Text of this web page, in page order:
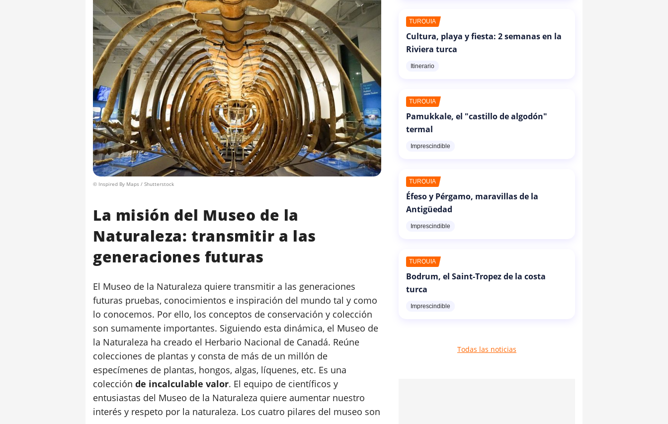
© Inspired By Maps / Shutterstock
La misión del Museo de la
Naturaleza: transmitir a las
generaciones futuras
El Museo de la Naturaleza quiere transmitir a las generaciones
futuras pruebas, conocimientos e inspiración del mundo tal y como
lo conocemos. Por ello, los conceptos de conservación y colección
son sumamente importantes. Siguiendo esta dinámica, el Museo de
la Naturaleza ha creado el Herbario Nacional de Canadá. Reúne
colecciones de plantas y consta de más de un millón de
especímenes de plantas, hongos, algas, líquenes, etc. Es una
colección de incalculable valor. El equipo de científicos y
entusiastas del Museo de la Naturaleza quiere aumentar nuestro
interés y respeto por la naturaleza. Los cuatro pilares del museo son
TURQUÍA
Cultura, playa y fiesta: 2 semanas en la
Riviera turca
Itinerario
TURQUÍA
Pamukkale, el "castillo de algodón"
termal
Imprescindible
TURQUÍA
Éfeso y Pérgamo, maravillas de la
Antigüedad
Imprescindible
TURQUÍA
Bodrum, el Saint-Tropez de la costa
turca
Imprescindible
Todas las noticias